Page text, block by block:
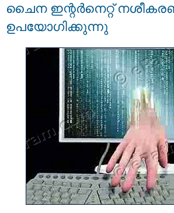
ചൈന ഇന്റർനെറ്റ്
ഉപയോഗിക്കുന്നു